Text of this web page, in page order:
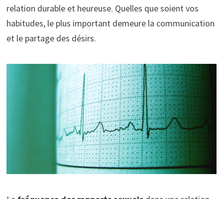
relation durable et heureuse. Quelles que soient vos
habitudes, le plus important demeure la communication
et le partage des désirs.